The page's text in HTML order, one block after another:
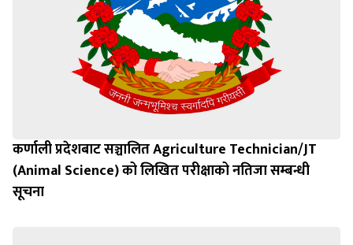
कर्णाली प्रदेशबाट सञ्चालित Agriculture Technician/JT
(Animal Science) को लिखित परीक्षाको नतिजा सम्बन्धी
सूचना